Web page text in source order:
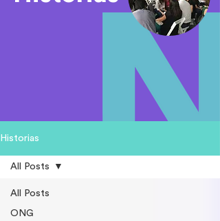
Historias
All Posts
ONG
All Posts